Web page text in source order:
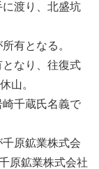
渡り、北盛坑
有となる。
なり、往復式
山。
千蔵氏名義で
原鉱業株式会
原鉱業株式会社